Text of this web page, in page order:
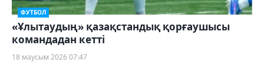
ФУТБОЛ
«Ұлытаудың» қазақстандық қорғаушысы
командадан кетті
18 маусым 2026 07:47